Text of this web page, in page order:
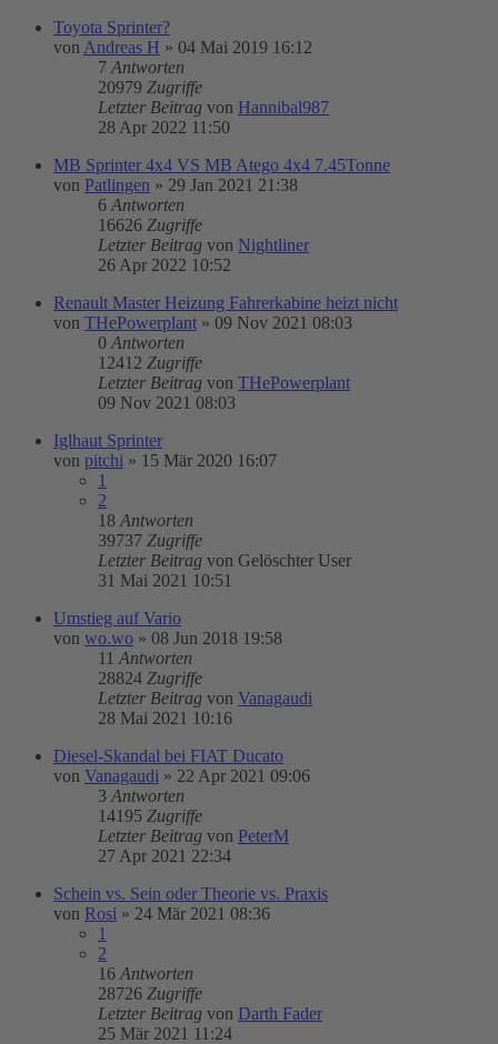
Toyota Sprinter?
von Andreas H » 04 Mai 2019 16:12
7 Antworten
20979 Zugriffe
Letzter Beitrag von Hannibal987
28 Apr 2022 11:50
MB Sprinter 4x4 VS MB Atego 4x4 7.45Tonne
von Patlingen » 29 Jan 2021 21:38
6 Antworten
16626 Zugriffe
Letzter Beitrag von Nightliner
26 Apr 2022 10:52
Renault Master Heizung Fahrerkabine heizt nicht
von THePowerplant » 09 Nov 2021 08:03
0 Antworten
12412 Zugriffe
Letzter Beitrag von THePowerplant
09 Nov 2021 08:03
Iglhaut Sprinter
von pitchi » 15 Mär 2020 16:07
1
2
18 Antworten
39737 Zugriffe
Letzter Beitrag von Gelöschter User
31 Mai 2021 10:51
Umstieg auf Vario
von wo.wo » 08 Jun 2018 19:58
11 Antworten
28824 Zugriffe
Letzter Beitrag von Vanagaudi
28 Mai 2021 10:16
Diesel-Skandal bei FIAT Ducato
von Vanagaudi » 22 Apr 2021 09:06
3 Antworten
14195 Zugriffe
Letzter Beitrag von PeterM
27 Apr 2021 22:34
Schein vs. Sein oder Theorie vs. Praxis
von Rosi » 24 Mär 2021 08:36
1
2
16 Antworten
28726 Zugriffe
Letzter Beitrag von Darth Fader
25 Mär 2021 11:24